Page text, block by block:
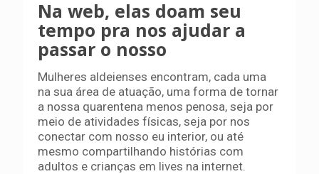
Na web, elas doam seu
tempo pra nos ajudar a
passar o nosso
Mulheres aldeienses encontram, cada uma
na sua área de atuação, uma forma de tornar
a nossa quarentena menos penosa, seja por
meio de atividades físicas, seja por nos
conectar com nosso eu interior, ou até
mesmo compartilhando histórias com
adultos e crianças em lives na internet.